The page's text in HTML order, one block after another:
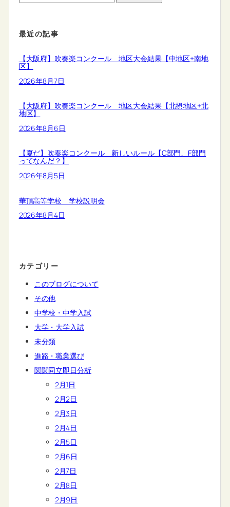
最近の記事
【大阪府】吹奏楽コンクール 地区大会結果【中地区+南地
区】
2026年8月7日
【大阪府】吹奏楽コンクール 地区大会結果【北摂地区+北
地区】
2026年8月6日
【夏だ】吹奏楽コンクール 新しいルール【C部門、F部門
ってなんだ？】
2026年8月5日
華頂高等学校 学校説明会
2026年8月4日
カテゴリー
このブログについて
その他
中学校・中学入試
大学・大学入試
未分類
進路・職業選び
関関同立即日分析
2月1日
2月2日
2月3日
2月4日
2月5日
2月6日
2月7日
2月8日
2月9日